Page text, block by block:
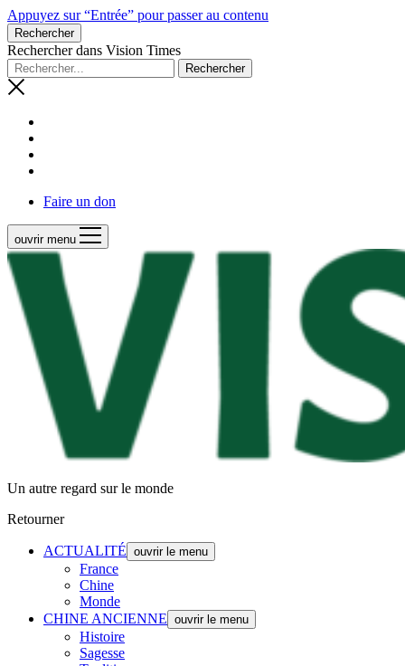
Appuyez sur “Entrée” pour passer au contenu
Rechercher
Rechercher dans Vision Times
Faire un don
ouvrir menu
Un autre regard sur le monde
Retourner
ACTUALITÉ ouvrir le menu
France
Chine
Monde
CHINE ANCIENNE ouvrir le menu
Histoire
Sagesse